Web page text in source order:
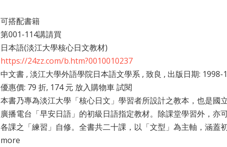
可搭配書籍
第001-114講請買
日本語(淡江大學核心日文教材)
https://24zz.com/b.htm?0010010237
中文書 , 淡江大學外語學院日本語文學系 , 致良 , 出版日期: 1998-
優惠價: 79 折, 174 元 放入購物車 試閱
本書乃專為淡江大學「核心日文」學習者所設計之教本，也是國
廣播電台「早安日語」的初級日語指定教材。除課堂學習外，亦
各課之「練習」自修。全書共二十課，以「文型」為主軸，涵蓋
more